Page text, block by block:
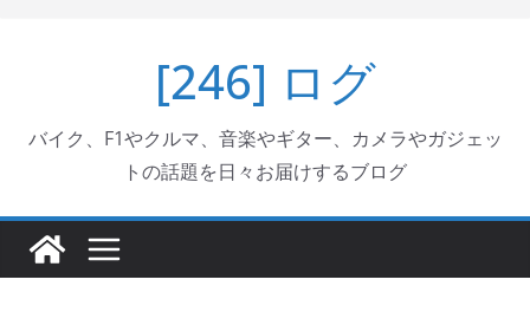
[246] ログ
バイク、F1やクルマ、音楽やギター、カメラやガジェッ
トの話題を日々お届けするブログ